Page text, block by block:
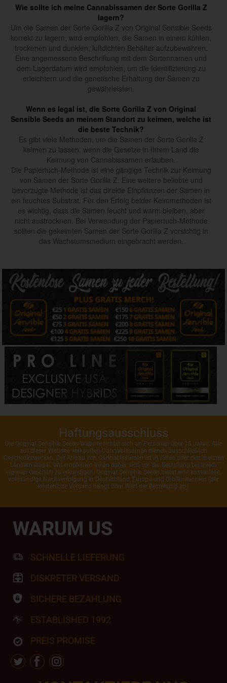
Wie sollte ich meine Cannabissamen der Sorte Gorilla Z
lagern?
Um die Samen der Sorte Gorilla Z von Original Sensible Seeds
korrekt zu lagern, wird empfohlen, die Samen in einem kühlen,
trockenen und dunklen, luftdichten Behälter aufzubewahren.
Eine angemessene Beschriftung mit dem Sortennamen und
dem Lagerdatum wird empfohlen, um die Identifizierung zu
erleichtern und die genetische Erhaltung der Samen zu
gewährleisten.
Wenn es legal ist, die Sorte Gorilla Z von Original
Sensible Seeds an meinem Standort zu keimen, welche ist
die beste Technik?
Es gibt viele Methoden, um die Samen der Sorte Gorilla Z
keimen zu lassen, wenn die Gesetze in Ihrem Land die
Keimung von Cannabissamen erlauben.
Die Papiertuch-Methode ist eine gängige Technik zur Keimung
von Samen der Sorte Gorilla Z. Eine weitere beliebte und
bevorzugte Methode ist das direkte Einpflanzen der Samen in
ein feuchtes Substrat. Für den Erfolg beider Keimmethoden ist
es wichtig, dass die Samen feucht und warm bleiben, aber
nicht austrocknen. Bei Verwendung der Papiertuch-Methode
sollten die gekeimten Samen der Sorte Gorilla Z vorsichtig in
das Wachstumsmedium eingebracht werden.
Haftungsausschluss
Die Original Sensible Seeds-Website richtet sich an Personen über 18 Jahre. Alle
auf dieser Website verkauften Cannabissamen dienen ausschließlich
Geschenkzwecken. Der Anbau von Cannabissamen ist in vielen oder den meisten
Ländern illegal. Wir empfehlen Ihnen daher, sich vor der Bestellung bei Ihrem
eigenen Geschäft zu erkundigen. Original Sensible Seeds bietet eine kostenlose,
vollständige Nachverfolgung in Deutschland, Europa und Großbritannien (der
kostenlose Versand hängt vom Wert der Bestellung ab).
WARUM US
SCHNELLE LIEFERUNG
DISKRETER VERSAND
SICHERE BEZAHLUNG
ESTABLISHED 1992
PREIS PROMISE